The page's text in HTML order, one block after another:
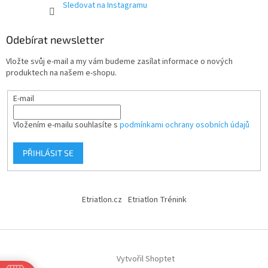
Sledovat na Instagramu
Odebírat newsletter
Vložte svůj e-mail a my vám budeme zasílat informace o nových
produktech na našem e-shopu.
E-mail
Vložením e-mailu souhlasíte s podmínkami ochrany osobních údajů
PŘIHLÁSIT SE
Etriatlon.cz Etriatlon Trénink
Vytvořil Shoptet